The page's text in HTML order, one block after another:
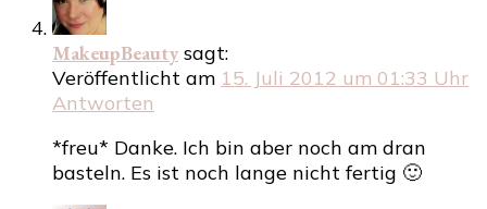
MakeupBeauty sagt:
Veröffentlicht am 15. Juli 2012 um 01:33 Uhr
Antworten
*freu* Danke. Ich bin aber noch am dran
basteln. Es ist noch lange nicht fertig 🙂